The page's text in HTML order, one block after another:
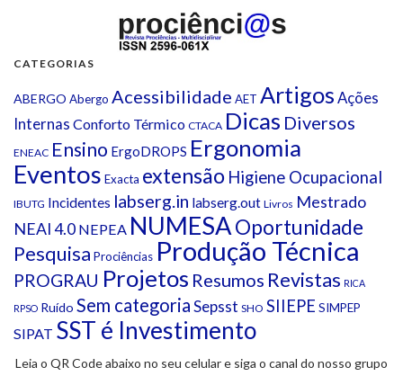
CATEGORIAS
ABERGO Abergo Acessibilidade AET ArtigosAções
Internas Conforto Térmico CTACA Dicas Diversos
ENEAC Ensino ErgoDROPS Ergonomia
Eventos Exacta extensão Higiene Ocupacional
IBUTG Incidentes labserg.in labserg.out Livros Mestrado
NEAI 4.0 NEPEA NUMESAOportunidade
Pesquisa Prociências Produção Técnica
PROGRAU Projetos Resumos Revistas RICA
RPSO Ruído Sem categoriaSepsst SHO SIIEPE SIMPEP
SIPAT SST é Investimento
Leia o QR Code abaixo no seu celular e siga o canal do nosso grupo